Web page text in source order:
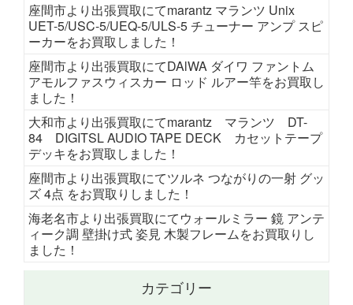
座間市より出張買取にてmarantz マランツ Unix
UET-5/USC-5/UEQ-5/ULS-5 チューナー アンプ スピ
ーカーをお買取しました！
座間市より出張買取にてDAlWA ダイワ ファントム
アモルファスウィスカー ロッド ルアー竿をお買取し
ました！
大和市より出張買取にてmarantz マランツ DT-
84 DIGITSL AUDIO TAPE DECK カセットテープ
デッキをお買取しました！
座間市より出張買取にてツルネ つながりの一射 グッ
ズ 4点 をお買取りしました！
海老名市より出張買取にてウォールミラー 鏡 アンテ
ィーク調 壁掛け式 姿見 木製フレームをお買取りし
ました！
カテゴリー